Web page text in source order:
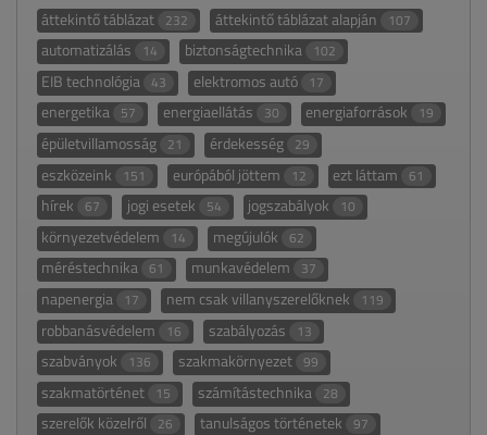
áttekintő táblázat 232 áttekintő táblázat alapján 107
automatizálás 14 biztonságtechnika 102
EIB technológia 43 elektromos autó 17
energetika 57 energiaellátás 30 energiaforrások 19
épületvillamosság 21 érdekesség 29
eszközeink 151 európából jöttem 12 ezt láttam 61
hírek 67 jogi esetek 54 jogszabályok 10
környezetvédelem 14 megújulók 62
méréstechnika 61 munkavédelem 37
napenergia 17 nem csak villanyszerelőknek 119
robbanásvédelem 16 szabályozás 13
szabványok 136 szakmakörnyezet 99
szakmatörténet 15 számítástechnika 28
szerelők közelről 26 tanulságos történetek 97